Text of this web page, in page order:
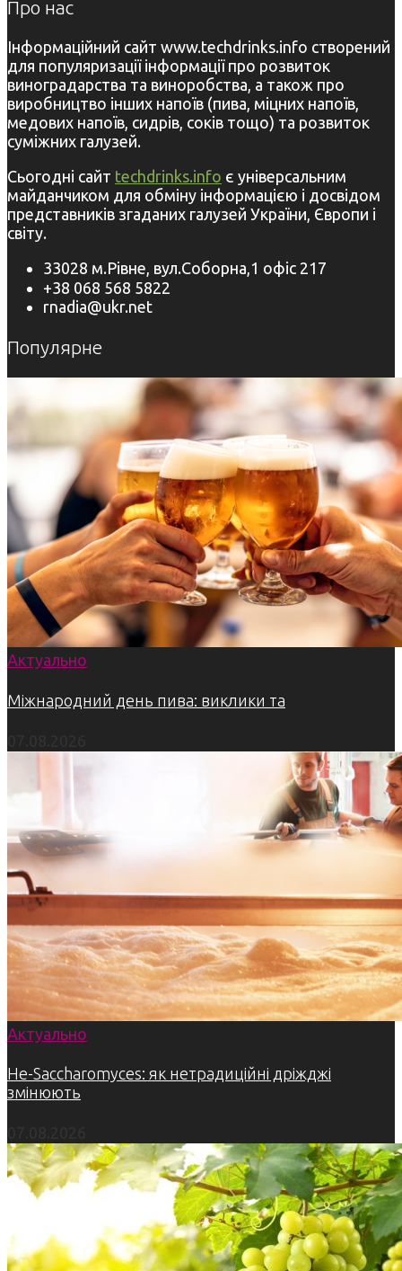
Про нас
Інформаційний сайт www.techdrinks.info створений
для популяризації інформації про розвиток
виноградарства та виноробства, а також про
виробництво інших напоїв (пива, міцних напоїв,
медових напоїв, сидрів, соків тощо) та розвиток
суміжних галузей.
Сьогодні сайт techdrinks.info є універсальним
майданчиком для обміну інформацією і досвідом
представників згаданих галузей України, Європи і
світу.
33028 м.Рівне, вул.Соборна,1 офіс 217
+38 068 568 5822
rnadia@ukr.net
Популярне
Актуально
Міжнародний день пива: виклики та
Актуально
Не-Saccharomyces: як нетрадиційні дріжджі
змінюють